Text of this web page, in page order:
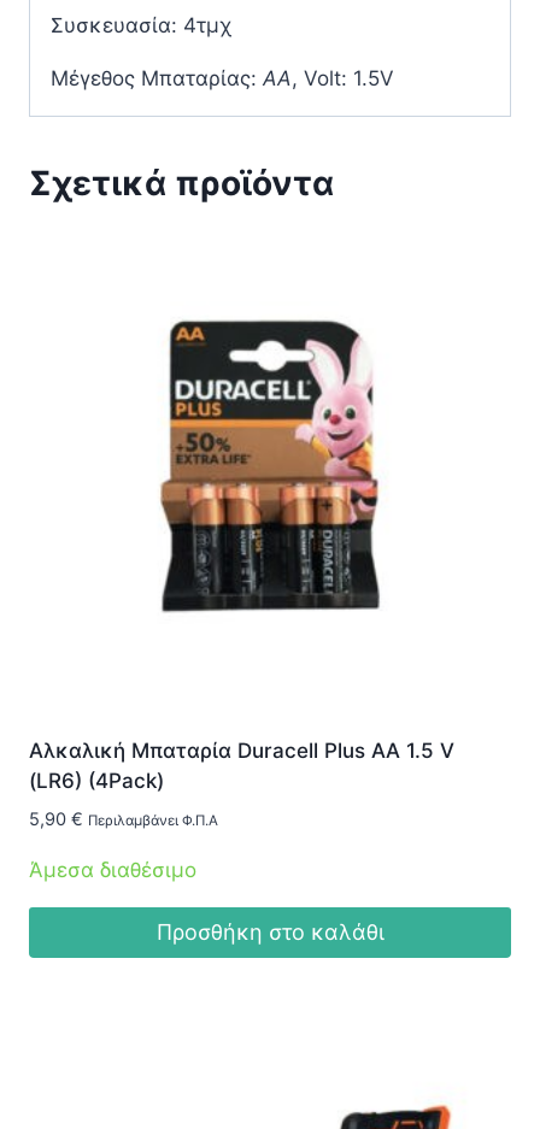
Συσκευασία: 4τμχ
Μέγεθος Μπαταρίας: AA , Volt: 1.5V
Σχετικά προϊόντα
Αλκαλική Μπαταρία Duracell Plus AA 1.5 V
(LR6) (4Pack)
5,90 € Περιλαμβάνει Φ.Π.Α
Άμεσα διαθέσιμο
Προσθήκη στο καλάθι